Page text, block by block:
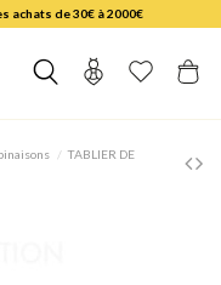
achats de 30€ à 2000€
TABLIER DE